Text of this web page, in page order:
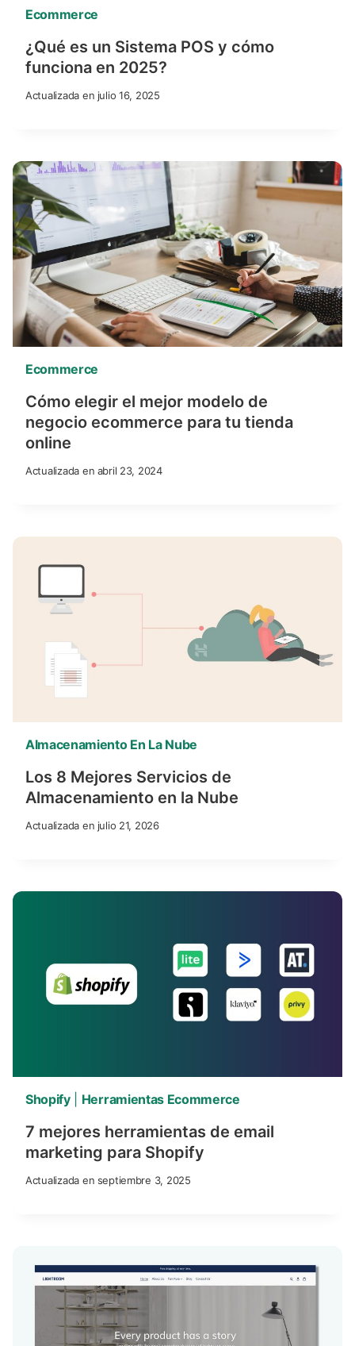
Ecommerce
¿Qué es un Sistema POS y cómo
funciona en 2025?
Actualizada en julio 16, 2025
Ecommerce
Cómo elegir el mejor modelo de
negocio ecommerce para tu tienda
online
Actualizada en abril 23, 2024
Almacenamiento En La Nube
Los 8 Mejores Servicios de
Almacenamiento en la Nube
Actualizada en julio 21, 2026
Shopify| Herramientas Ecommerce
7 mejores herramientas de email
marketing para Shopify
Actualizada en septiembre 3, 2025